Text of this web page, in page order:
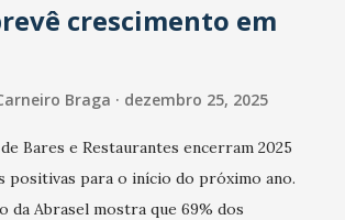
crescimento em
Braga dezembro 25, 2025
Bares e Restaurantes encerram 2025
positivas para o início do próximo ano.
da Abrasel mostra que 69% dos